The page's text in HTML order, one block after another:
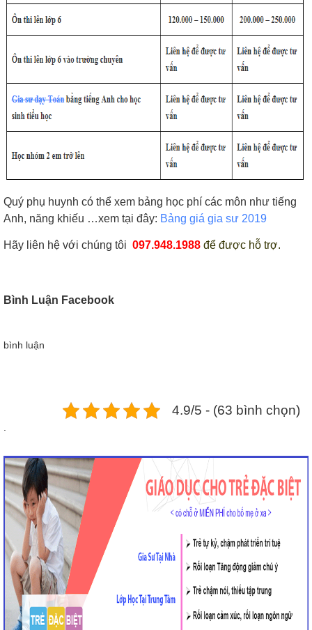
Quý phụ huynh có thể xem bảng học phí các môn như tiếng
Anh, năng khiếu …xem tại đây: Bảng giá gia sư 2019
Hãy liên hệ với chúng tôi 097.948.1988 để được hỗ trợ.
Bình Luận Facebook
bình luận
4.9/5 - (63 bình chọn)